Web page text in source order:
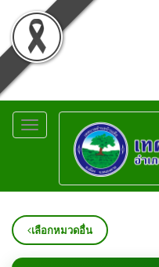
Toggle
navigation
เลือกหมวดอื่น